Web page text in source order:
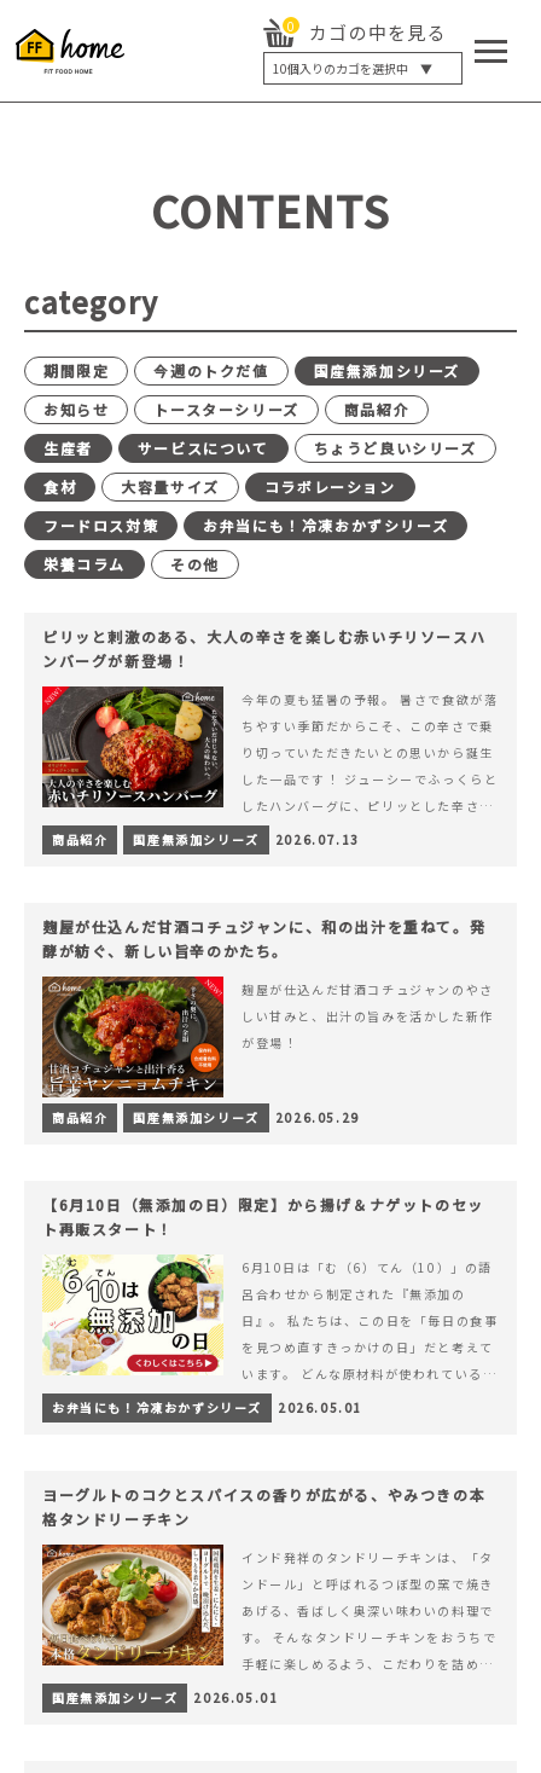
0 カゴの中を見る
10個入りのカゴを選択中 ▼
5個入り
20個入り
最大12%OFF
CONTENTS
category
期間限定 今週のトクだ値
国産無添加シリーズ
お知らせ
トースターシリーズ
商品紹介
生産者
サービスについて
ちょうど良いシリーズ
食材
大容量サイズ
コラボレーション
フードロス対策
お弁当にも！冷凍おかずシリーズ
栄養コラム
その他
ピリッと刺激のある、大人の辛さを楽しむ赤いチリソースハ
ンバーグが新登場！
今年の夏も猛暑の予報。 暑さで食欲が落
ちやすい季節だからこそ、この辛さで乗
り切っていただきたいとの思いから誕生
した一品です！ ジューシーでふっくらと
したハンバーグに、ピリッとした辛さと
コク深い旨みが楽しめる特製チリソース
&hellip; 続きを読む ピリッと刺激のあ
商品紹介 国産無添加シリーズ 2026.07.13
麹屋が仕込んだ甘酒コチュジャンに、和の出汁を重ねて。発
酵が紡ぐ、新しい旨辛のかたち。
麹屋が仕込んだ甘酒コチュジャンのやさ
しい甘みと、出汁の旨みを活かした新作
が登場！
商品紹介 国産無添加シリーズ 2026.05.29
【6月10日（無添加の日）限定】から揚げ＆ナゲットのセッ
ト再販スタート！
6月10日は「む（6）てん（10）」の語
呂合わせから制定された『無添加の
日』。 私たちは、この日を「毎日の食事
を見つめ直すきっかけの日」だと考えて
います。 どんな原材料が使われているの
か。 どのようにつくられているのか。&
hellip; 続きを読む 【6月10日（無添加
お弁当にも！冷凍おかずシリーズ 2026.05.01
ヨーグルトのコクとスパイスの香りが広がる、やみつきの本
格タンドリーチキン
インド発祥のタンドリーチキンは、「タ
ンドール」と呼ばれるつぼ型の窯で焼き
あげる、香ばしく奥深い味わいの料理で
す。 そんなタンドリーチキンをおうちで
手軽に楽しめるよう、こだわりを詰め込
んで仕上げました。 様々なシーンでお召
国産無添加シリーズ 2026.05.01